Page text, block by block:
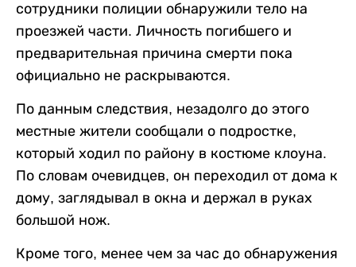
сотрудники полиции обнаружили тело на
проезжей части. Личность погибшего и
предварительная причина смерти пока
официально не раскрываются.
По данным следствия, незадолго до этого
местные жители сообщали о подростке,
который ходил по району в костюме клоуна.
По словам очевидцев, он переходил от дома к
дому, заглядывал в окна и держал в руках
большой нож.
Кроме того, менее чем за час до обнаружения